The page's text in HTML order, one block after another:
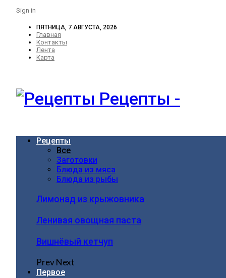
Sign in
ПЯТНИЦА, 7 АВГУСТА, 2026
Главная
Контакты
Лента
Карта
Рецепты -
Рецепты
Все
Заготовки
Блюда из мяса
Блюда из рыбы
Лимонад из крыжовника
Ленивая овощная паста
Вишнёвый кетчуп
PrevNext
Первое